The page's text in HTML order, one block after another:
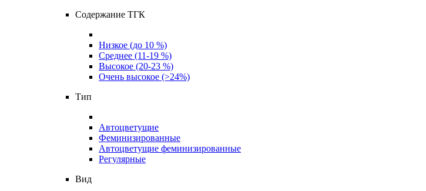
Содержание ТГК
Низкое (до 10 %)
Среднее (11-19 %)
Высокое (20-23 %)
Очень высокое (>24%)
Тип
Автоцветущие
Феминизированные
Автоцветущие феминизированные
Регулярные
Вид